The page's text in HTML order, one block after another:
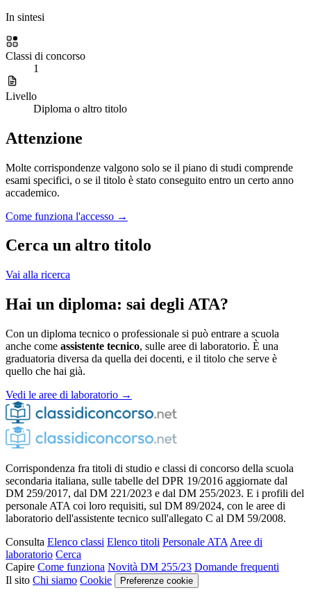
In sintesi
Classi di concorso
1
Livello
Diploma o altro titolo
Attenzione
Molte corrispondenze valgono solo se il piano di studi comprende
esami specifici, o se il titolo è stato conseguito entro un certo anno
accademico.
Come funziona l'accesso →
Cerca un altro titolo
Vai alla ricerca
Hai un diploma: sai degli ATA?
Con un diploma tecnico o professionale si può entrare a scuola
anche come assistente tecnico, sulle aree di laboratorio. È una
graduatoria diversa da quella dei docenti, e il titolo che serve è
quello che hai già.
Vedi le aree di laboratorio →
Corrispondenza fra titoli di studio e classi di concorso della scuola
secondaria italiana, sulle tabelle del DPR 19/2016 aggiornate dal
DM 259/2017, dal DM 221/2023 e dal DM 255/2023. E i profili del
personale ATA coi loro requisiti, sul DM 89/2024, con le aree di
laboratorio dell'assistente tecnico sull'allegato C al DM 59/2008.
Consulta Elenco classi Elenco titoli Personale ATA Aree di
laboratorio Cerca
Capire Come funziona Novità DM 255/23 Domande frequenti
Il sito Chi siamo Cookie Preferenze cookie